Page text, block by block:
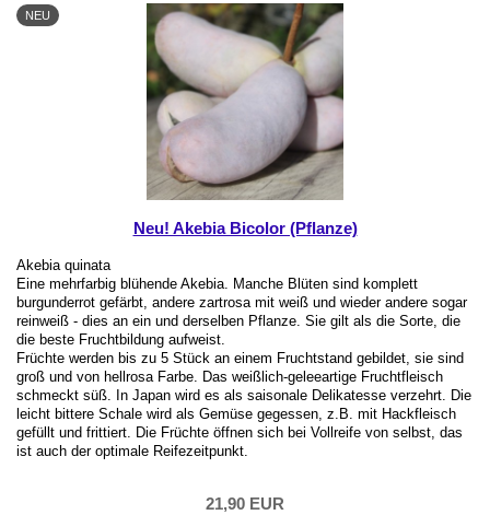
NEU
Neu! Akebia Bicolor (Pflanze)
Akebia quinata
Eine mehrfarbig blühende Akebia. Manche Blüten sind komplett
burgunderrot gefärbt, andere zartrosa mit weiß und wieder andere sogar
reinweiß - dies an ein und derselben Pflanze. Sie gilt als die Sorte, die
die beste Fruchtbildung aufweist.
Früchte werden bis zu 5 Stück an einem Fruchtstand gebildet, sie sind
groß und von hellrosa Farbe. Das weißlich-geleeartige Fruchtfleisch
schmeckt süß. In Japan wird es als saisonale Delikatesse verzehrt. Die
leicht bittere Schale wird als Gemüse gegessen, z.B. mit Hackfleisch
gefüllt und frittiert. Die Früchte öffnen sich bei Vollreife von selbst, das
ist auch der optimale Reifezeitpunkt.
21,90 EUR